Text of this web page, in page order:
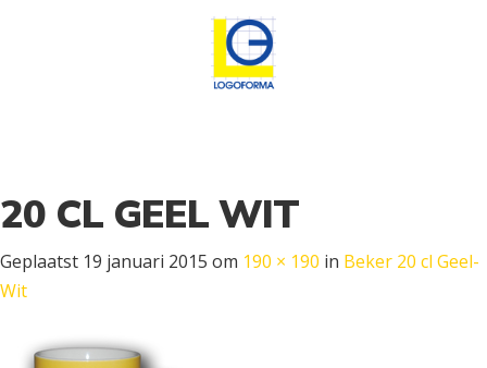
20 CL GEEL WIT
Geplaatst 19 januari 2015 om 190 × 190 in Beker 20 cl Geel-
Wit